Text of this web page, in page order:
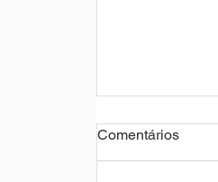
Comentários